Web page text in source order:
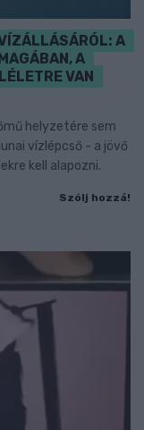
A
A
VAN
helyzetére sem
vízlépcső - a jövő
kell alapozni.
Szólj hozzá!